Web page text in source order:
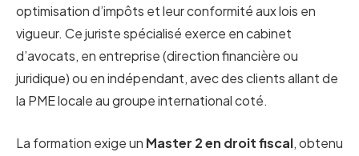
optimisation d’impôts et leur conformité aux lois en
vigueur. Ce juriste spécialisé exerce en cabinet
d’avocats, en entreprise (direction financière ou
juridique) ou en indépendant, avec des clients allant de
la PME locale au groupe international coté.
La formation exige un Master 2 en droit fiscal, obtenu